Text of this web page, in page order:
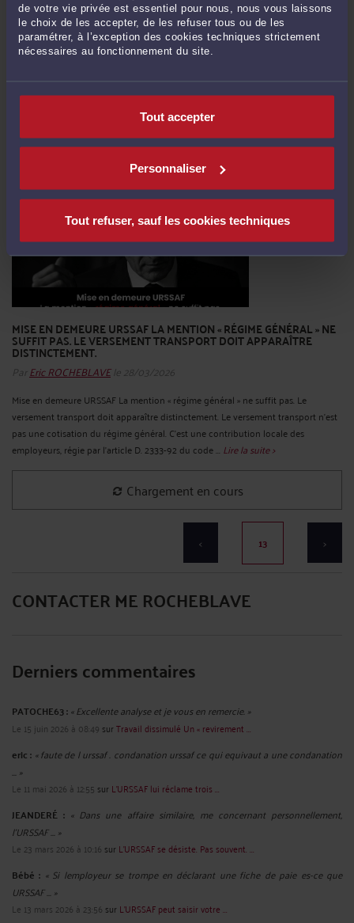
de votre vie privée est essentiel pour nous, nous vous laissons
le choix de les accepter, de les refuser tous ou de les
paramétrer, à l’exception des cookies techniques strictement
nécessaires au fonctionnement du site.
Tout accepter
Personnaliser
Tout refuser, sauf les cookies techniques
114/09/2021 EN HAUT. 14/09/2021 EN BAS. UN CHIFFRE DE TROP.
LE DONNEUR D'ORDRE N'A RIEN VU. L'URSSAF, ELLE, L'A VU.
ParEric ROCHEBLAVEle 28/03/2026
114/09/2021 en haut. 14/09/2021 en bas. Un chiffre de trop. Le donneur d'ordre
n'a rien vu. L'URSSAF, elle, l'a vu. L'attestation de vigilance avait été collectée. Le
sous-traitant l'avait remise spontanément. Elle n'avait jamais été délivrée par
MISE EN DEMEURE URSSAF LA MENTION « RÉGIME GÉNÉRAL » NE
SUFFIT PAS. LE VERSEMENT TRANSPORT DOIT APPARAÎTRE
DISTINCTEMENT.
Par Eric ROCHEBLAVEle 28/03/2026
Mise en demeure URSSAF La mention « régime général » ne suffit pas. Le
versement transport doit apparaître distinctement. Le versement transport n'est
pas une cotisation du régime général. C'est une contribution locale des
employeurs, régie par l'article D. 2333-92 du code ... Lire la suite >
FACTURÉS ?
Kinésithérapeutes : comment vous défendre lorsque la CPAM vous reproche un
nombre trop élevé d'actes facturés ? La CPAM vous reproche un nombre d'actes
facturés par jour ne permettant pas de respecter le temps de soins consacré à
chaque patient, au regard des exigences de la Nomenclature ...